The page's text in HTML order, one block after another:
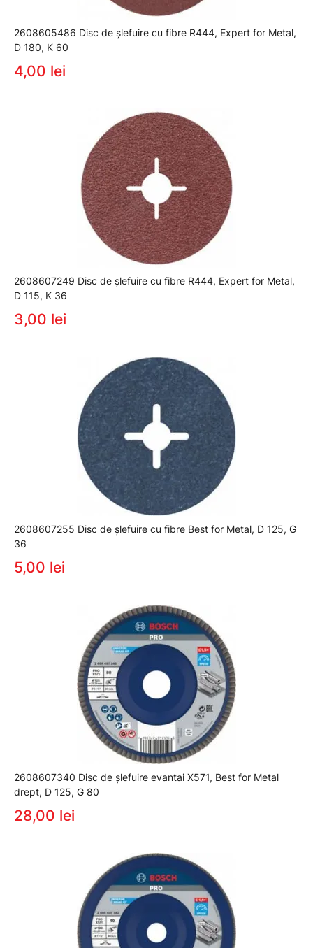
2608605486 Disc de șlefuire cu fibre R444, Expert for Metal,
D 180, K 60
4,00 lei
2608607249 Disc de șlefuire cu fibre R444, Expert for Metal,
D 115, K 36
3,00 lei
2608607255 Disc de șlefuire cu fibre Best for Metal, D 125, G
36
5,00 lei
2608607340 Disc de şlefuire evantai X571, Best for Metal
drept, D 125, G 80
28,00 lei